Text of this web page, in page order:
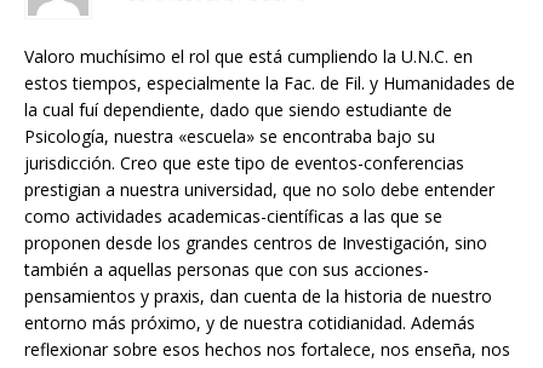
Valoro muchísimo el rol que está cumpliendo la U.N.C. en
estos tiempos, especialmente la Fac. de Fil. y Humanidades de
la cual fuí dependiente, dado que siendo estudiante de
Psicología, nuestra «escuela» se encontraba bajo su
jurisdicción. Creo que este tipo de eventos-conferencias
prestigian a nuestra universidad, que no solo debe entender
como actividades academicas-científicas a las que se
proponen desde los grandes centros de Investigación, sino
también a aquellas personas que con sus acciones-
pensamientos y praxis, dan cuenta de la historia de nuestro
entorno más próximo, y de nuestra cotidianidad. Además
reflexionar sobre esos hechos nos fortalece, nos enseña, nos